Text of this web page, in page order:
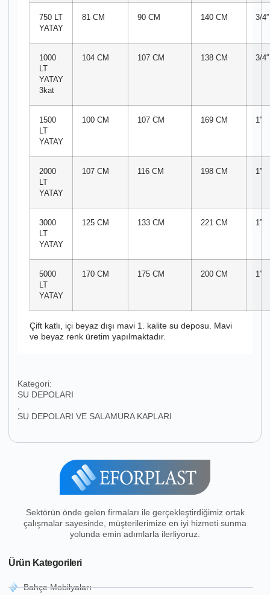
750 LT
YATAY
81 CM 90 CM 140 CM 3/4”
1000
LT
YATAY
3kat
104 CM 107 CM 138 CM 3/4″
1500
LT
YATAY
100 CM 107 CM 169 CM 1”
2000
LT
YATAY
107 CM 116 CM 198 CM 1”
3000
LT
YATAY
125 CM 133 CM 221 CM 1”
5000
LT
YATAY
170 CM 175 CM 200 CM 1”
Çift katlı, içi beyaz dışı mavi 1. kalite su deposu. Mavi
ve beyaz renk üretim yapılmaktadır.
Kategori:
SU DEPOLARI
,
SU DEPOLARI VE SALAMURA KAPLARI
Sektörün önde gelen firmaları ile gerçekleştirdiğimiz ortak
çalışmalar sayesinde, müşterilerimize en iyi hizmeti sunma
yolunda emin adımlarla ilerliyoruz.
Ürün Kategorileri
Bahçe Mobilyaları